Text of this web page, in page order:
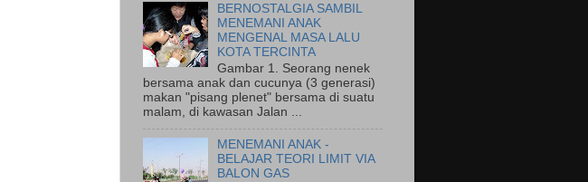
BERNOSTALGIA SAMBIL
MENEMANI ANAK
MENGENAL MASA LALU
KOTA TERCINTA
Gambar 1. Seorang nenek
bersama anak dan cucunya (3 generasi)
makan "pisang plenet" bersama di suatu
malam, di kawasan Jalan ...
MENEMANI ANAK -
BELAJAR TEORI LIMIT VIA
BALON GAS